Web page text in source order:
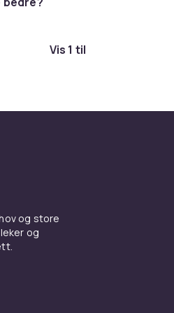
Vis 1 til
og store
og